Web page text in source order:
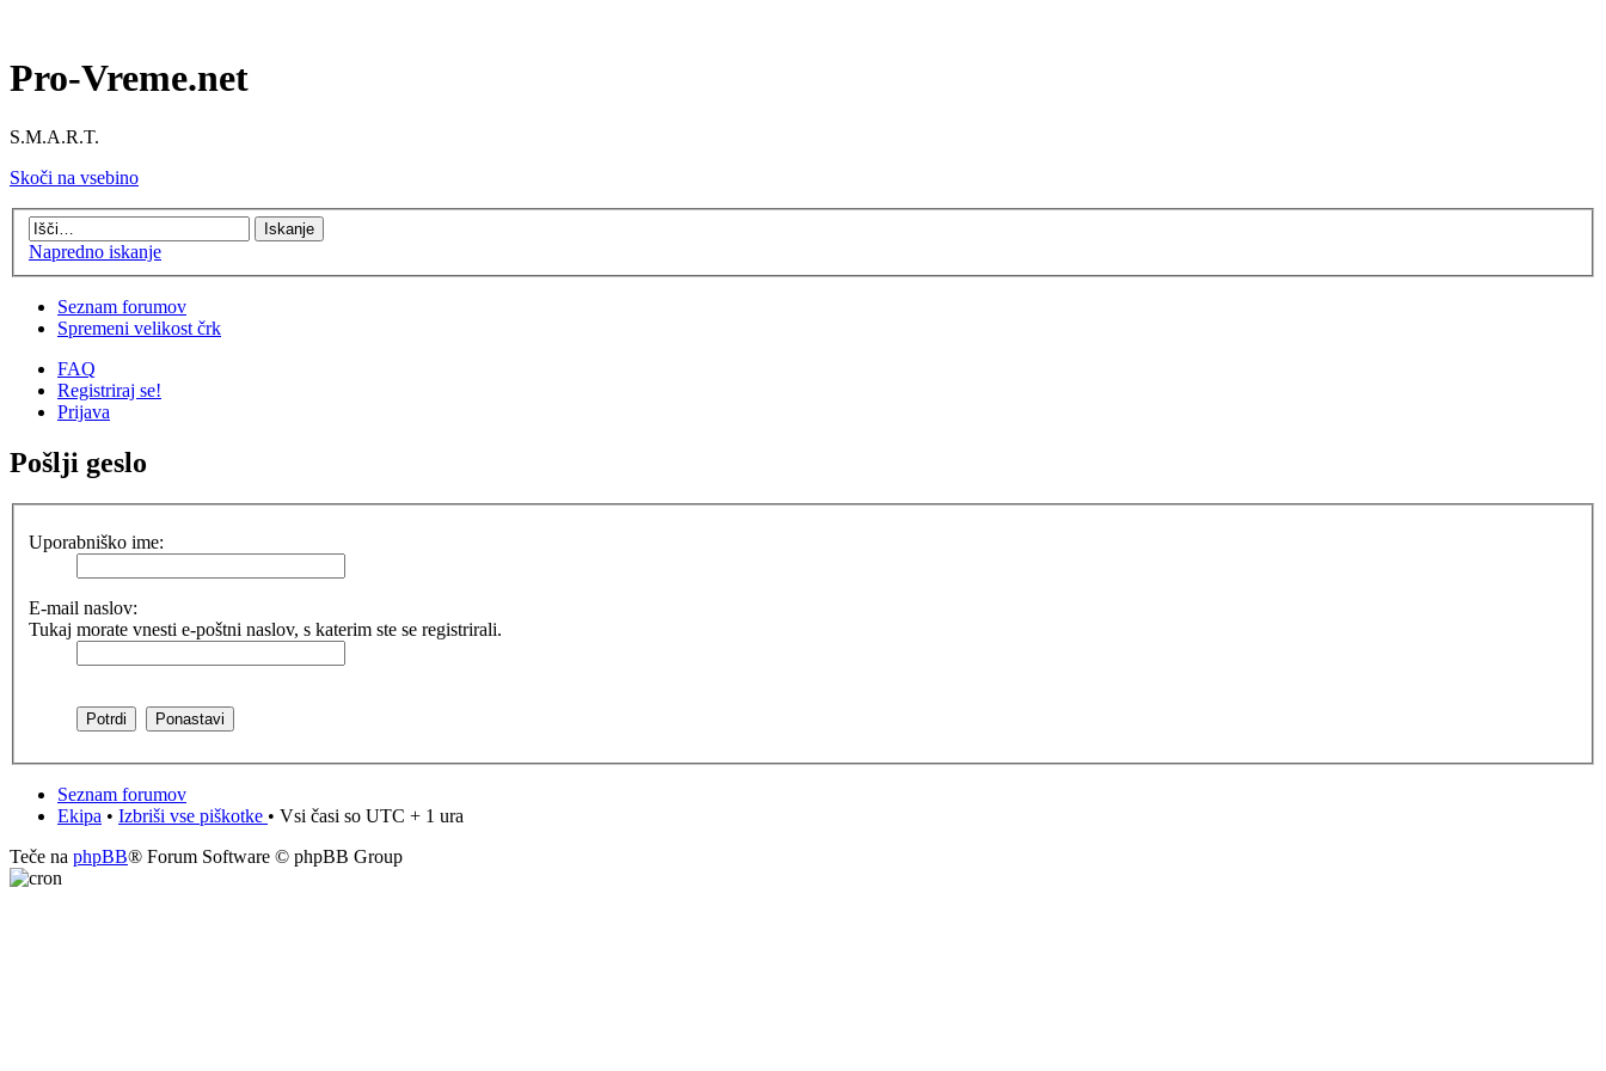
Pro-Vreme.net
S.M.A.R.T.
Skoči na vsebino
Napredno iskanje
Seznam forumov
Spremeni velikost črk
FAQ
Registriraj se!
Prijava
Pošlji geslo
Uporabniško ime:
E-mail naslov:
Tukaj morate vnesti e-poštni naslov, s katerim ste se registrirali.
Seznam forumov
Ekipa • Izbriši vse piškotke • Vsi časi so UTC + 1 ura
Teče na phpBB® Forum Software © phpBB Group